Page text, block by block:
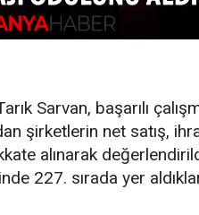
Sarvan, başarılı
şirketlerin net satış,
alınarak
227. sırada yer